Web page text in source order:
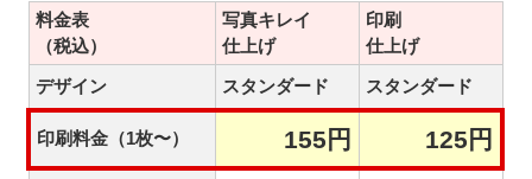
料金表
（税込）
写真キレイ
仕上げ
印刷
仕上げ
デザイン
スタンダード スタンダード
印刷料金（1枚〜） 155円 125円